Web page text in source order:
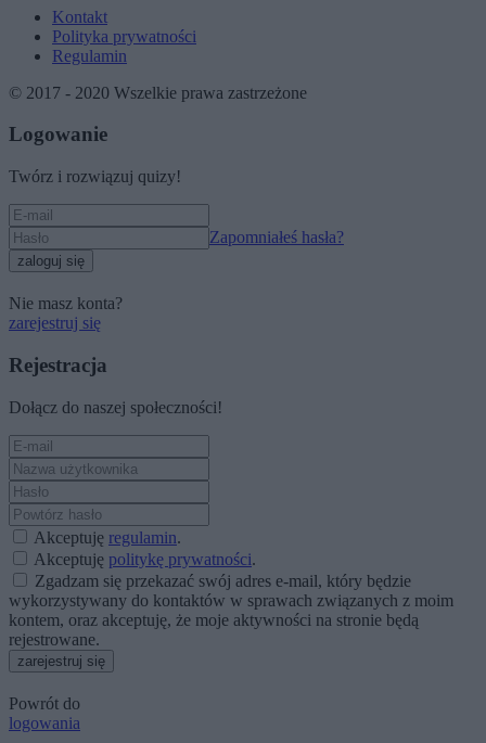
Kontakt
Polityka prywatności
Regulamin
© 2017 - 2020 Wszelkie prawa zastrzeżone
Logowanie
Twórz i rozwiązuj quizy!
Zapomniałeś hasła?
zaloguj się
Nie masz konta?
zarejestruj się
Rejestracja
Dołącz do naszej społeczności!
Akceptuję regulamin.
Akceptuję politykę prywatności.
Zgadzam się przekazać swój adres e-mail, który będzie
wykorzystywany do kontaktów w sprawach związanych z moim
kontem, oraz akceptuję, że moje aktywności na stronie będą
rejestrowane.
zarejestruj się
Powrót do
logowania